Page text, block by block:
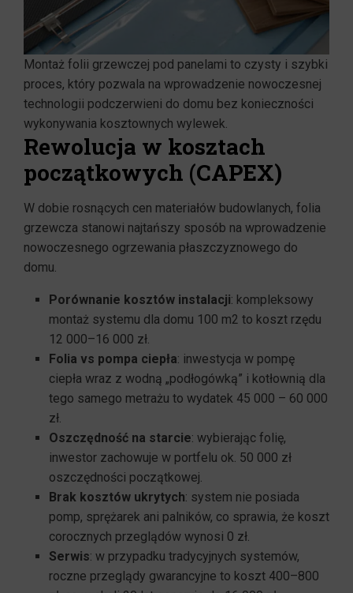
Montaż folii grzewczej pod panelami to czysty i szybki
proces, który pozwala na wprowadzenie nowoczesnej
technologii podczerwieni do domu bez konieczności
wykonywania kosztownych wylewek.
Rewolucja w kosztach
początkowych (CAPEX)
W dobie rosnących cen materiałów budowlanych, folia
grzewcza stanowi najtańszy sposób na wprowadzenie
nowoczesnego ogrzewania płaszczyznowego do
domu.
Porównanie kosztów instalacji: kompleksowy
montaż systemu dla domu 100 m2 to koszt rzędu
12 000–16 000 zł.
Folia vs pompa ciepła: inwestycja w pompę
ciepła wraz z wodną „podłogówką” i kotłownią dla
tego samego metrażu to wydatek 45 000 – 60 000
zł.
Oszczędność na starcie: wybierając folię,
inwestor zachowuje w portfelu ok. 50 000 zł
oszczędności początkowej.
Brak kosztów ukrytych: system nie posiada
pomp, sprężarek ani palników, co sprawia, że koszt
corocznych przeglądów wynosi 0 zł.
Serwis: w przypadku tradycyjnych systemów,
roczne przeglądy gwarancyjne to koszt 400–800